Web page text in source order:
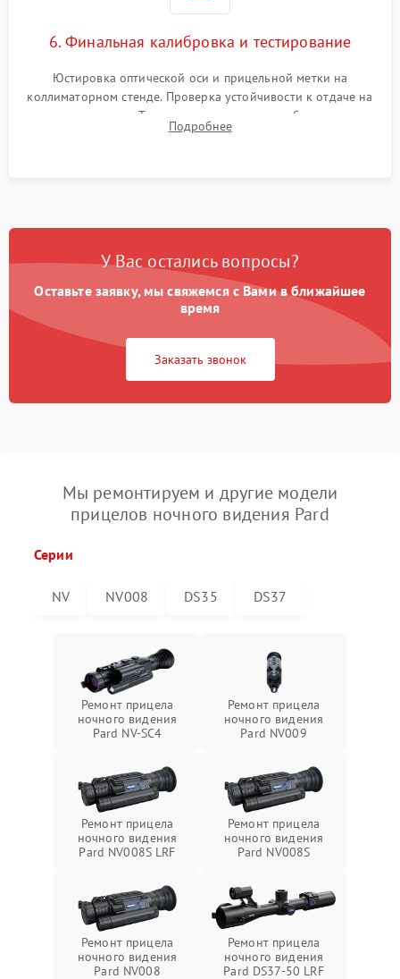
6. Финальная калибровка и тестирование
Юстировка оптической оси и прицельной метки на
коллиматорном стенде. Проверка устойчивости к отдаче на
ударном стенде. Тестирование качества изображения в
темноте, дальности обнаружения и корректной работы всех
Подробнее
У Вас остались вопросы?
Оставьте заявку, мы свяжемся с Вами в ближайшее
время
Заказать звонок
Мы ремонтируем и другие модели
прицелов ночного видения Pard
Серии
NV NV008 DS35 DS37
Ремонт прицела
ночного видения
Pard NV-SC4
Ремонт прицела
ночного видения
Pard NV009
Ремонт прицела
ночного видения
Pard NV008S LRF
Ремонт прицела
ночного видения
Pard NV008S
Ремонт прицела
ночного видения
Pard NV008
Ремонт прицела
ночного видения
Pard DS37-50 LRF